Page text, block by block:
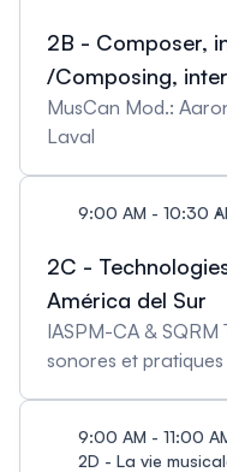
2B - Composer,
/Composing,
MusCan Mod.:
Laval
9:00 AM - 10:30
2C -
América del Sur
IASPM-CA &
sonores et
Valparaiso
9:00 AM - 11:00
2D - La vie